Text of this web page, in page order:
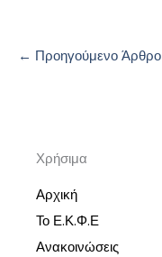
← Προηγούμενο Άρθρο
Χρήσιμα
Αρχική
Το Ε.Κ.Φ.Ε
Ανακοινώσεις